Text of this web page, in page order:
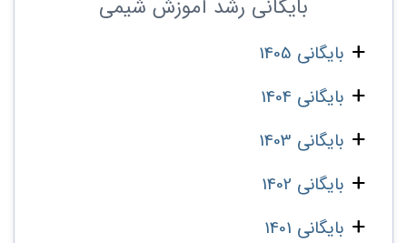
بایگانی رشد آموزش شیمی
بایگانی 1405
بایگانی 1404
بایگانی 1403
بایگانی 1402
بایگانی 1401